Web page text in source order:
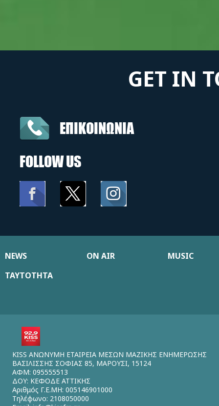
GET IN
ΕΠΙΚΟΙΝΩΝΙΑ
FOLLOW US
NEWS ON AIR
MUSIC
ΤΑΥΤΟΤΗΤΑ
KISS ΑΝΩΝΥΜΗ ΕΤΑΙΡΕΙΑ ΜΕΣΩΝ ΜΑΖΙΚΗΣ ΕΝΗΜΕΡΩΣΗΣ
ΒΑΣΙΛΙΣΣΗΣ ΣΟΦΙΑΣ 85, ΜΑΡΟΥΣΙ, 15124
ΑΦΜ: 095555513
ΔΟΥ: ΚΕΦΟΔΕ ΑΤΤΙΚΗΣ
Αριθμός Γ.Ε.ΜΗ: 005146901000
Τηλέφωνο: 2108050000